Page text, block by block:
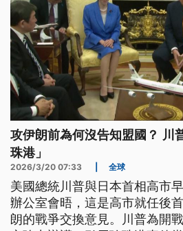
攻伊朗前為何沒告知盟國？ 川
珠港」
2026/3/20 07:33 全球
美國總統川普與日本首相高市
辦公室會晤，這是高市就任後
朗的戰爭交換意見。川普為開